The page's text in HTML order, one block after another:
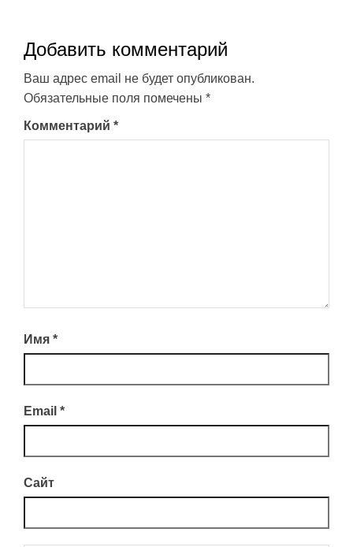
Добавить комментарий
Ваш адрес email не будет опубликован.
Обязательные поля помечены *
Комментарий *
Имя *
Email *
Сайт